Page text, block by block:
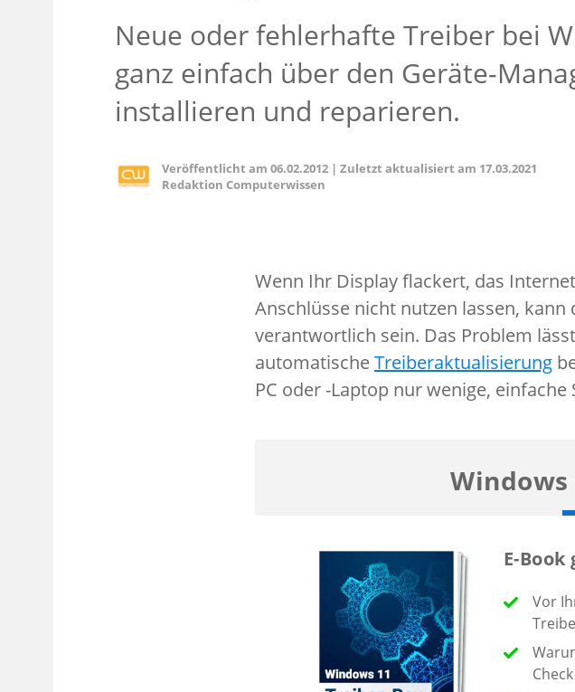
Neue oder fehlerhafte Treiber bei
ganz einfach über den Geräte-
installieren und reparieren.
Veröffentlicht am 06.02.2012 | Zuletzt aktualisiert am 17.03.2021
Redaktion Computerwissen
Wenn Ihr Display flackert, das
Anschlüsse nicht nutzen lassen,
verantwortlich sein. Das Problem
automatischeTreiberaktualisierung
PC oder -Laptop nur wenige,